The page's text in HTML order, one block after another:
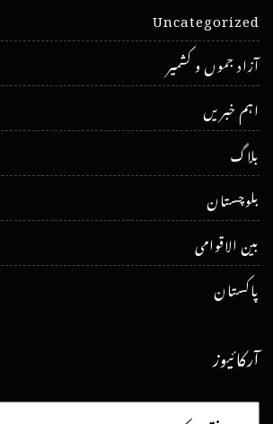
Uncategorized
آزاد جموں و کشمیر
اہم خبریں
بلاگ
بلوچستان
بین الاقوامی
پاکستان
آرکائیوز